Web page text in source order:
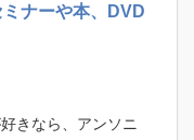
ナーや本、DVD
きなら、アンソニ